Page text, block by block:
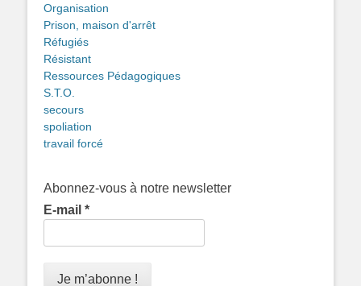
Organisation
Prison, maison d'arrêt
Réfugiés
Résistant
Ressources Pédagogiques
S.T.O.
secours
spoliation
travail forcé
Abonnez-vous à notre newsletter
E-mail *